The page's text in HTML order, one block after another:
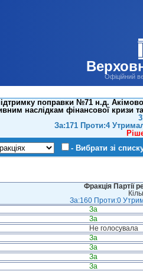
Офіційний
поправки №71 н.д.
наслідкам фінансової кризи
За:171 Проти:4
- Вибрати зі
Фракція Партії
За:160 Проти:0
За
За
Не голосувала
За
За
За
За